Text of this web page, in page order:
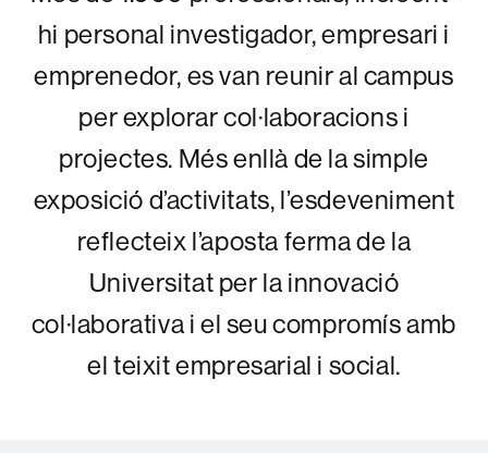
hi personal investigador, empresari i
emprenedor, es van reunir al campus
per explorar col·laboracions i
projectes. Més enllà de la simple
exposició d’activitats, l’esdeveniment
reflecteix l’aposta ferma de la
Universitat per la innovació
col·laborativa i el seu compromís amb
el teixit empresarial i social.